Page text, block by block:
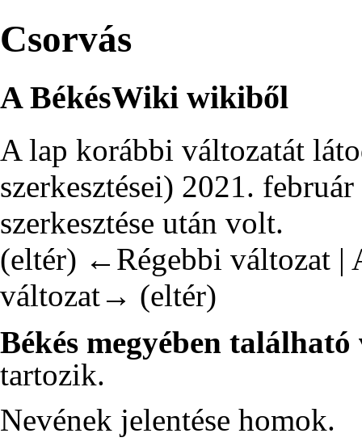
Csorvás
A BékésWiki wikiből
A lap korábbi változatát
szerkesztései) 2021.
szerkesztése után volt.
(eltér) ←Régebbi változat |
változat→ (eltér)
Békés megyében található
tartozik.
Nevének jelentése homok.